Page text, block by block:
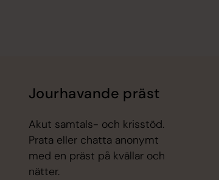
Jourhavande präst
Akut samtals- och krisstöd.
Prata eller chatta anonymt
med en präst på kvällar och
nätter.